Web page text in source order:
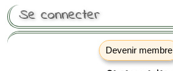
Se connecter
Devenir membre